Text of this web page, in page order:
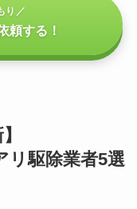
り／
頼する！
リ駆除業者5選